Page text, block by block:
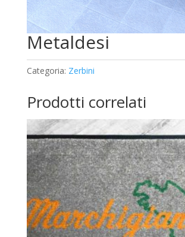
Metaldesi
Categoria: Zerbini
Prodotti correlati